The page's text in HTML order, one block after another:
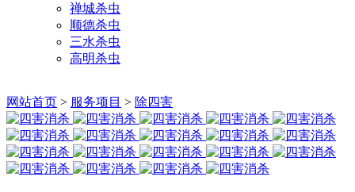
禅城杀虫
顺德杀虫
三水杀虫
高明杀虫
网站首页 > 服务项目 > 除四害